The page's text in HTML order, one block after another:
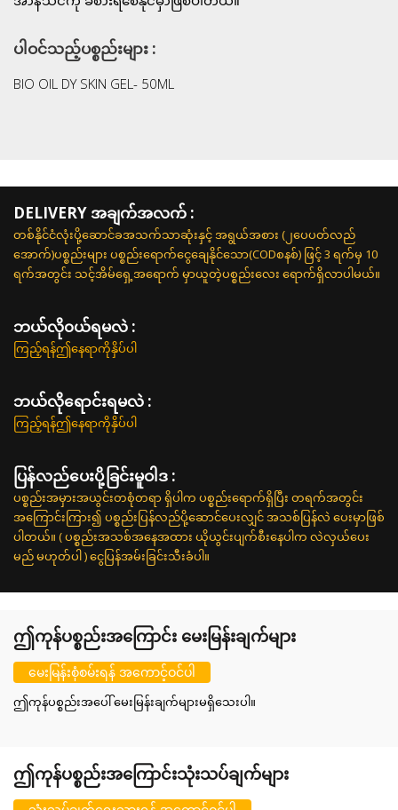
ပါဝင်သည့်ပစ္စည်းများ :
BIO OIL DY SKIN GEL- 50ML
DELIVERY အချက်အလက် :
တစ်နိုင်ငံလုံးပို့ဆောင်ခအသက်သာဆုံးနှင့် အရွယ်အစား (၂ပေပတ်လည်
အောက်)ပစ္စည်းများ ပစ္စည်းရောက်ငွေချေနိုင်သော(CODစနစ်) ဖြင့် 3 ရက်မှ 10
ရက်အတွင်း သင့်အိမ်ရှေ့အရောက် မှာယူတဲ့ပစ္စည်းလေး ရောက်ရှိလာပါမယ်။
ဘယ်လို၀ယ်ရမလဲ :
ကြည့်ရန်ဤနေရာကိုနှိပ်ပါ
ဘယ်လိုရောင်းရမလဲ :
ကြည့်ရန်ဤနေရာကိုနှိပ်ပါ
ပြန်လည်ပေးပို့ခြင်းမူဝါဒ :
ပစ္စည်းအမှားအယွင်းတစုံတရာ ရှိပါက ပစ္စည်းရောက်ရှိပြီး တရက်အတွင်း
အကြောင်းကြား၍ ပစ္စည်းပြန်လည်ပို့ဆောင်ပေးလျှင် အသစ်ပြန်လဲ ပေးမှာဖြစ်
ပါတယ်။ ( ပစ္စည်းအသစ်အနေအထား ယိုယွင်းပျက်စီးနေပါက လဲလှယ်ပေး
မည် မဟုတ်ပါ ) ငွေပြန်အမ်းခြင်းသီးခံပါ။
ဤကုန်ပစ္စည်းအကြောင်း မေးမြန်းချက်များ
မေးမြန်းစုံစမ်းရန် အကောင့်ဝင်ပါ
ဤကုန်ပစ္စည်းအပေါ် မေးမြန်းချက်များမရှိသေးပါ။
ဤကုန်ပစ္စည်းအကြောင်းသုံးသပ်ချက်များ